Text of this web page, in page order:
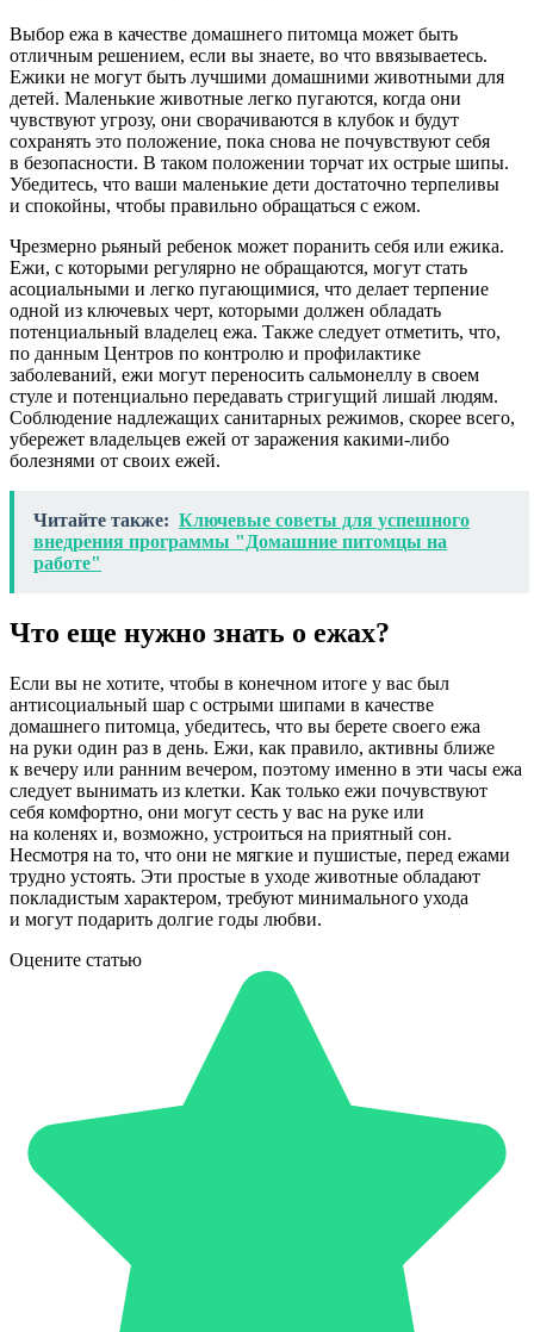
Выбор ежа в качестве домашнего питомца может быть
отличным решением, если вы знаете, во что ввязываетесь.
Ежики не могут быть лучшими домашними животными для
детей. Маленькие животные легко пугаются, когда они
чувствуют угрозу, они сворачиваются в клубок и будут
сохранять это положение, пока снова не почувствуют себя
в безопасности. В таком положении торчат их острые шипы.
Убедитесь, что ваши маленькие дети достаточно терпеливы
и спокойны, чтобы правильно обращаться с ежом.
Чрезмерно рьяный ребенок может поранить себя или ежика.
Ежи, с которыми регулярно не обращаются, могут стать
асоциальными и легко пугающимися, что делает терпение
одной из ключевых черт, которыми должен обладать
потенциальный владелец ежа. Также следует отметить, что,
по данным Центров по контролю и профилактике
заболеваний, ежи могут переносить сальмонеллу в своем
стуле и потенциально передавать стригущий лишай людям.
Соблюдение надлежащих санитарных режимов, скорее всего,
убережет владельцев ежей от заражения какими-либо
болезнями от своих ежей.
Читайте также: Ключевые советы для успешного
внедрения программы "Домашние питомцы на
работе"
Что еще нужно знать о ежах?
Если вы не хотите, чтобы в конечном итоге у вас был
антисоциальный шар с острыми шипами в качестве
домашнего питомца, убедитесь, что вы берете своего ежа
на руки один раз в день. Ежи, как правило, активны ближе
к вечеру или ранним вечером, поэтому именно в эти часы ежа
следует вынимать из клетки. Как только ежи почувствуют
себя комфортно, они могут сесть у вас на руке или
на коленях и, возможно, устроиться на приятный сон.
Несмотря на то, что они не мягкие и пушистые, перед ежами
трудно устоять. Эти простые в уходе животные обладают
покладистым характером, требуют минимального ухода
и могут подарить долгие годы любви.
Оцените статью